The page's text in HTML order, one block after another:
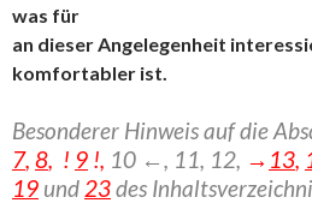
was für
an dieser Angelegenheit
komfortabler ist.
Besonderer Hinweis auf die
7, 8, ! 9 !, 10 ←, 11, 12, → 13,
19 und 23des